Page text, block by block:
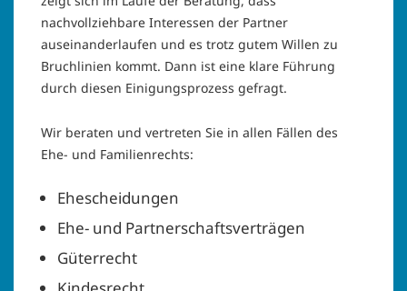
nachvollziehbare Interessen der Partner
auseinanderlaufen und es trotz gutem Willen zu
Bruchlinien kommt. Dann ist eine klare Führung
durch diesen Einigungsprozess gefragt.
Wir beraten und vertreten Sie in allen Fällen des
Ehe- und Familienrechts:
Ehescheidungen
Ehe- und Partnerschaftsverträgen
Güterrecht